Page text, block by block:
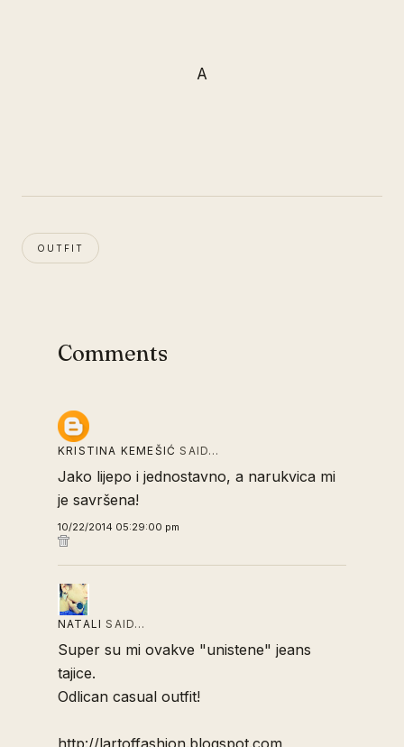
A
OUTFIT
Comments
KRISTINA KEMEŠIĆ SAID…
Jako lijepo i jednostavno, a narukvica mi
je savršena!
10/22/2014 05:29:00 pm
NATALI SAID…
Super su mi ovakve "unistene" jeans
tajice.
Odlican casual outfit!
http://lartoffashion.blogspot.com